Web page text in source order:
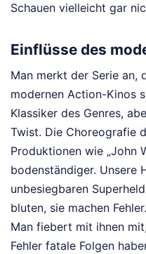
Schauen vielleicht gar
Einflüsse des
Man merkt der Serie an,
modernen Action-Kinos
Klassiker des Genres,
Twist. Die Choreografie
Produktionen wie „John
bodenständiger. Unsere
unbesiegbaren
bluten, sie machen
Man fiebert mit ihnen
Fehler fatale Folgen